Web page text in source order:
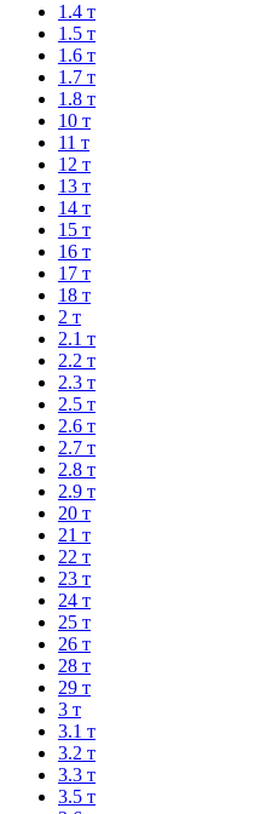
1.4 т
1.5 т
1.6 т
1.7 т
1.8 т
10 т
11 т
12 т
13 т
14 т
15 т
16 т
17 т
18 т
2 т
2.1 т
2.2 т
2.3 т
2.5 т
2.6 т
2.7 т
2.8 т
2.9 т
20 т
21 т
22 т
23 т
24 т
25 т
26 т
28 т
29 т
3 т
3.1 т
3.2 т
3.3 т
3.5 т